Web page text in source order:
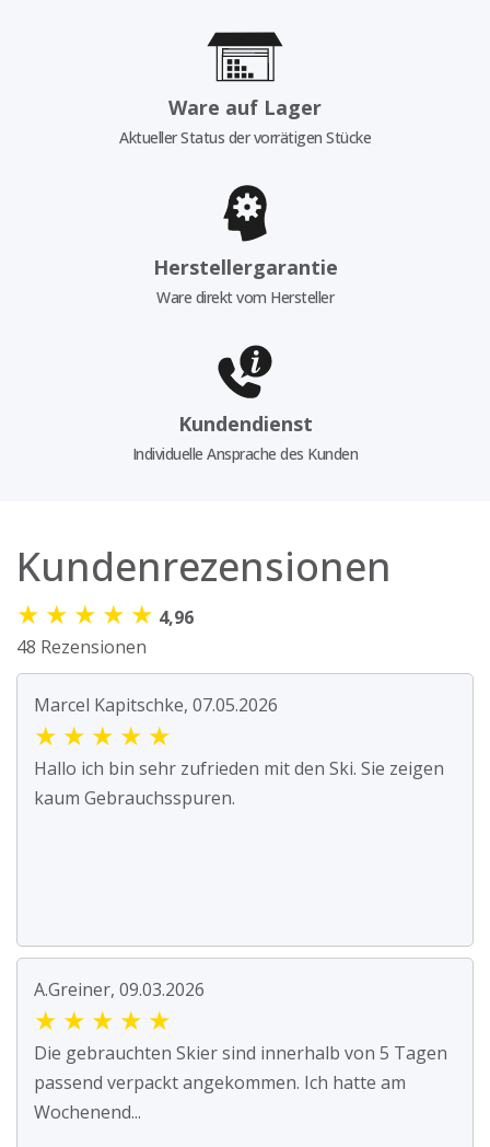
Ware auf Lager
Aktueller Status der vorrätigen Stücke
Herstellergarantie
Ware direkt vom Hersteller
Kundendienst
Individuelle Ansprache des Kunden
Kundenrezensionen
★ ★ ★ ★ ★ 4,96
48 Rezensionen
Marcel Kapitschke, 07.05.2026
★ ★ ★ ★ ★
Hallo ich bin sehr zufrieden mit den Ski. Sie zeigen
kaum Gebrauchsspuren.
A.Greiner, 09.03.2026
★ ★ ★ ★ ★
Die gebrauchten Skier sind innerhalb von 5 Tagen
passend verpackt angekommen. Ich hatte am
Wochenend...